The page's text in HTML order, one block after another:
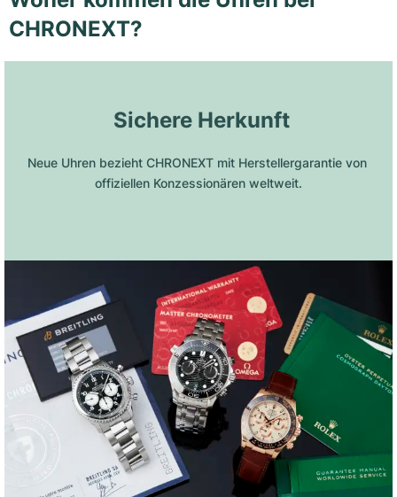
CHRONEXT?
Sichere Herkunft
Neue Uhren bezieht CHRONEXT mit Herstellergarantie von
offiziellen Konzessionären weltweit.